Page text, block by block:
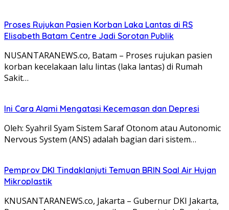
Proses Rujukan Pasien Korban Laka Lantas di RS
Elisabeth Batam Centre Jadi Sorotan Publik
NUSANTARANEWS.co, Batam – Proses rujukan pasien
korban kecelakaan lalu lintas (laka lantas) di Rumah
Sakit…
Ini Cara Alami Mengatasi Kecemasan dan Depresi
Oleh: Syahril Syam Sistem Saraf Otonom atau Autonomic
Nervous System (ANS) adalah bagian dari sistem…
Pemprov DKI Tindaklanjuti Temuan BRIN Soal Air Hujan
Mikroplastik
KNUSANTARANEWS.co, Jakarta – Gubernur DKI Jakarta,